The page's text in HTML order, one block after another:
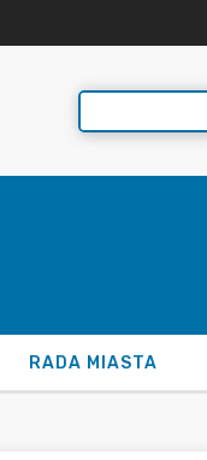
RADA MIASTA